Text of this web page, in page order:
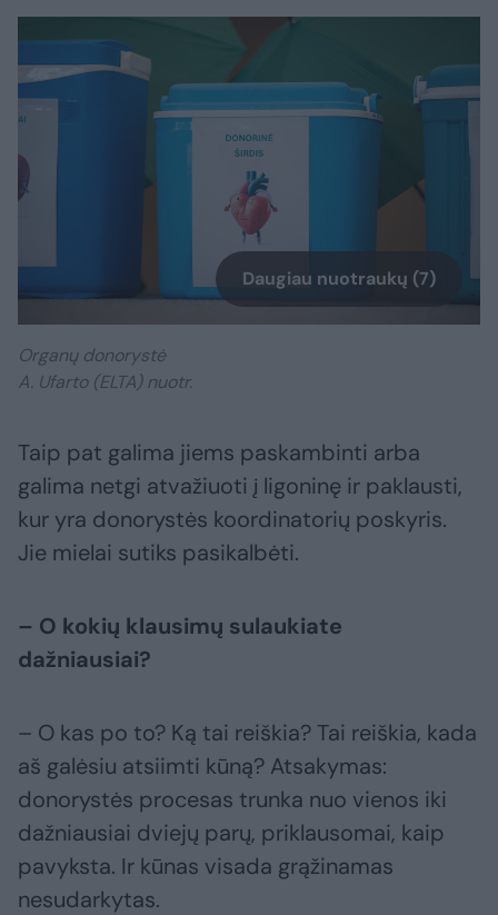
Daugiau nuotraukų (7)
Organų donorystė
A. Ufarto (ELTA) nuotr.
Taip pat galima jiems paskambinti arba
galima netgi atvažiuoti į ligoninę ir paklausti,
kur yra donorystės koordinatorių poskyris.
Jie mielai sutiks pasikalbėti.
– O kokių klausimų sulaukiate
dažniausiai?
– O kas po to? Ką tai reiškia? Tai reiškia, kada
aš galėsiu atsiimti kūną? Atsakymas:
donorystės procesas trunka nuo vienos iki
dažniausiai dviejų parų, priklausomai, kaip
pavyksta. Ir kūnas visada grąžinamas
nesudarkytas.